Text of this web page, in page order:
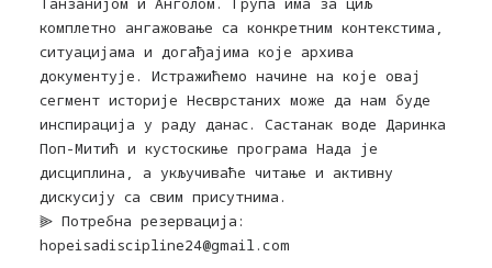
комплетно ангажовање са конкретним контекстима,
ситуацијама и догађајима које архива
документује. Истражићемо начине на које овај
сегмент историје Несврстаних може да нам буде
инспирација у раду данас. Састанак воде Даринка
Поп-Митић и кустоскиње програма Нада је
дисциплина, а укључиваће читање и активну
дискусију са свим присутнима.
⫸ Потребна резервација:
hopeisadiscipline24@gmail.com